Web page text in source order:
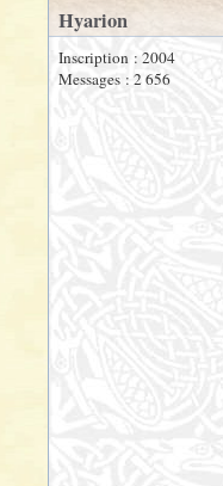
Hyarion
Inscription : 2004
Messages : 2 656